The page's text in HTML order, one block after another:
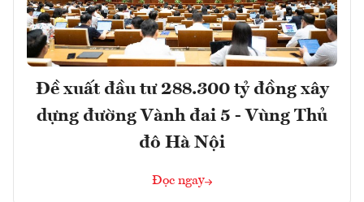
Đề xuất đầu tư 288.300 tỷ đồng xây
dựng đường Vành đai 5 - Vùng Thủ
đô Hà Nội
Đọc ngay